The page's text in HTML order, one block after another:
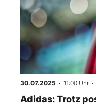
30.07.2025 · 11:00 Uhr ·
Adidas: Trotz